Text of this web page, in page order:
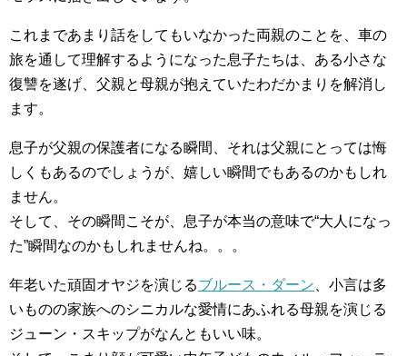
これまであまり話をしてもいなかった両親のことを、車の
旅を通して理解するようになった息子たちは、ある小さな
復讐を遂げ、父親と母親が抱えていたわだかまりを解消し
ます。
息子が父親の保護者になる瞬間、それは父親にとっては悔
しくもあるのでしょうが、嬉しい瞬間でもあるのかもしれ
ません。
そして、その瞬間こそが、息子が本当の意味で“大人になっ
た”瞬間なのかもしれませんね。。。
年老いた頑固オヤジを演じるブルース・ダーン 、小言は多
いものの家族へのシニカルな愛情にあふれる母親を演じる
ジューン・スキップがなんともいい味。